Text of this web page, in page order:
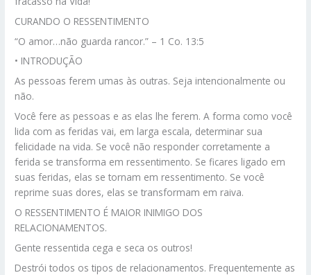
CURANDO O RESSENTIMENTO
“O amor…não guarda rancor.” – 1 Co. 13:5
• INTRODUÇÃO
As pessoas ferem umas às outras. Seja intencionalmente ou
não.
Você fere as pessoas e as elas lhe ferem. A forma como você
lida com as feridas vai, em larga escala, determinar sua
felicidade na vida. Se você não responder corretamente a
ferida se transforma em ressentimento. Se ficares ligado em
suas feridas, elas se tornam em ressentimento. Se você
reprime suas dores, elas se transformam em raiva.
O RESSENTIMENTO É MAIOR INIMIGO DOS
RELACIONAMENTOS.
Gente ressentida cega e seca os outros!
Destrói todos os tipos de relacionamentos. Frequentemente as